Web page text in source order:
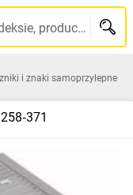
Szukaj po nazwie, indeksie, producencie, kodzie kreskowym...
i znaki samoprzylepne